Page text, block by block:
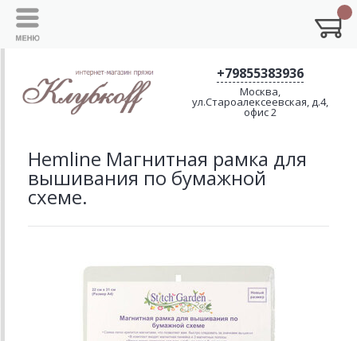
+79855383936
Москва,
ул.Староалексеевская, д.4,
офис 2
Hemline Магнитная рамка для
вышивания по бумажной
схеме.